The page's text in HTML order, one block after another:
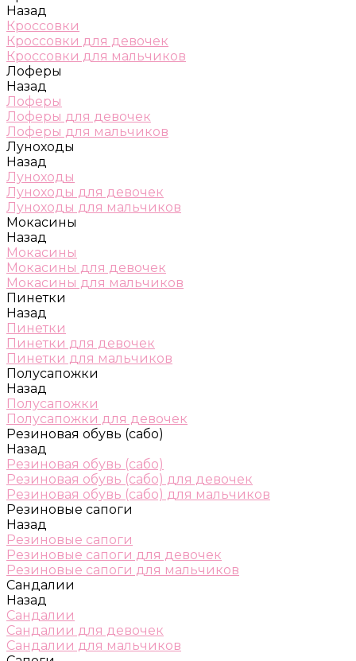
Назад
Кроссовки
Кроссовки для девочек
Кроссовки для мальчиков
Лоферы
Назад
Лоферы
Лоферы для девочек
Лоферы для мальчиков
Луноходы
Назад
Луноходы
Луноходы для девочек
Луноходы для мальчиков
Мокасины
Назад
Мокасины
Мокасины для девочек
Мокасины для мальчиков
Пинетки
Назад
Пинетки
Пинетки для девочек
Пинетки для мальчиков
Полусапожки
Назад
Полусапожки
Полусапожки для девочек
Резиновая обувь (сабо)
Назад
Резиновая обувь (сабо)
Резиновая обувь (сабо) для девочек
Резиновая обувь (сабо) для мальчиков
Резиновые сапоги
Назад
Резиновые сапоги
Резиновые сапоги для девочек
Резиновые сапоги для мальчиков
Сандалии
Назад
Сандалии
Сандалии для девочек
Сандалии для мальчиков